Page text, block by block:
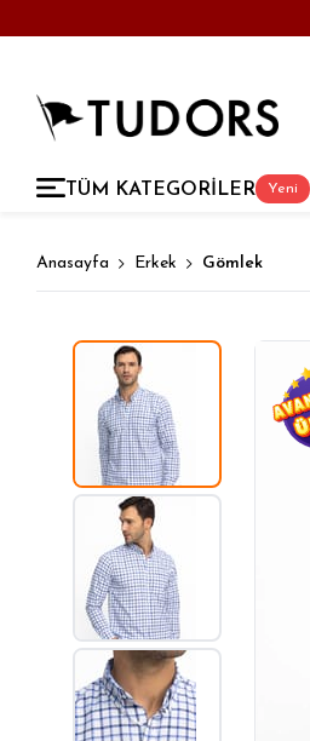
Yeni
TÜM KATEGORİLER
Anasayfa Erkek Gömlek